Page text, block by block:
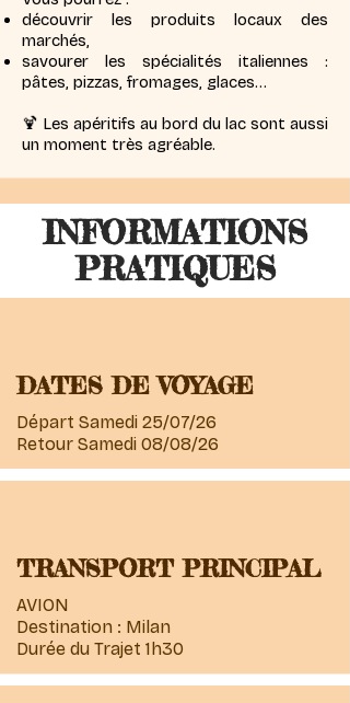
découvrir les produits locaux des
marchés,
savourer les spécialités italiennes :
pâtes, pizzas, fromages, glaces…
🍹 Les apéritifs au bord du lac sont aussi
un moment très agréable.
INFORMATIONS
PRATIQUES
DATES DE VOYAGE
Départ Samedi 25/07/26
Retour Samedi 08/08/26
TRANSPORT PRINCIPAL
AVION
Destination : Milan
Durée du Trajet 1h30